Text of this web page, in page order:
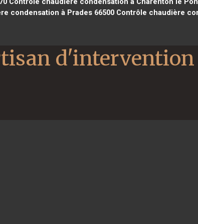
condensation à Prades 66500Contrôle chaudière
d'intervention